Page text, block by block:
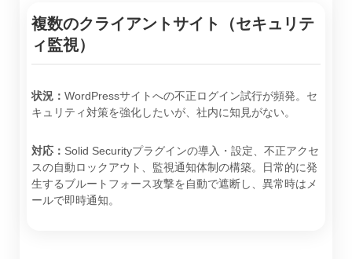
複数のクライアントサイト（セキュリテ
ィ監視）
状況： WordPressサイトへの不正ログイン試行が頻発。セ
キュリティ対策を強化したいが、社内に知見がない。
対応： Solid Securityプラグインの導入・設定、不正アクセ
スの自動ロックアウト、監視通知体制の構築。日常的に発
生するブルートフォース攻撃を自動で遮断し、異常時はメ
ールで即時通知。